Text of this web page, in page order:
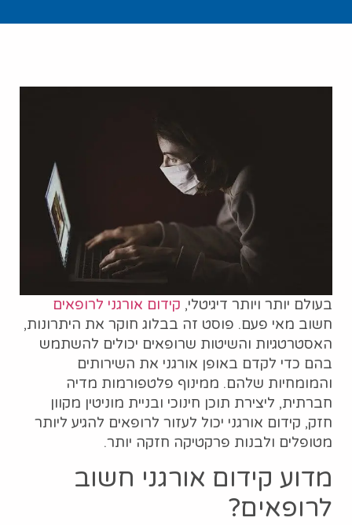
בעולם יותר ויותר דיגיטלי, קידום אורגני לרופאים
חשוב מאי פעם. פוסט זה בבלוג חוקר את היתרונות,
האסטרטגיות והשיטות שרופאים יכולים להשתמש
בהם כדי לקדם באופן אורגני את השירותים
והמומחיות שלהם. ממינוף פלטפורמות מדיה
חברתית, ליצירת תוכן חינוכי ובניית מוניטין מקוון
חזק, קידום אורגני יכול לעזור לרופאים להגיע ליותר
מטופלים ולבנות פרקטיקה חזקה יותר.
מדוע קידום אורגני חשוב
לרופאים?